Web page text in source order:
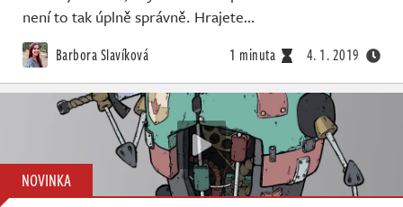
není to tak úplně správně. Hrajete…
Barbora Slavíková 1 minuta 4. 1. 2019
NOVINKA